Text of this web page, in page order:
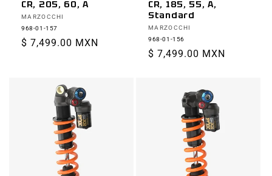
CR, 205, 60, A
Proveedor:
MARZOCCHI
968-01-157
Precio
$ 7,499.00 MXN
CR, 185, 55, A,
Standard
Proveedor:
MARZOCCHI
968-01-156
Precio
$ 7,499.00 MXN